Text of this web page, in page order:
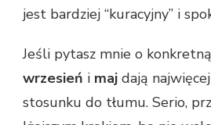
jest bardziej “kuracyjny” i
Jeśli pytasz mnie o
wrzesień i maj dają
stosunku do tłumu. Serio,